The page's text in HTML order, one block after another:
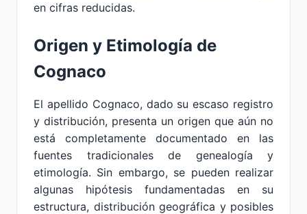
en cifras reducidas.
Origen y Etimología de
Cognaco
El apellido Cognaco, dado su escaso registro
y distribución, presenta un origen que aún no
está completamente documentado en las
fuentes tradicionales de genealogía y
etimología. Sin embargo, se pueden realizar
algunas hipótesis fundamentadas en su
estructura, distribución geográfica y posibles